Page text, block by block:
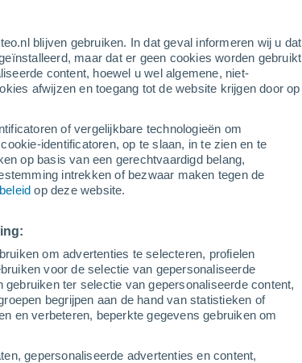
blijven gebruiken. In dat geval informeren wij u dat
maar dat er geen cookies worden gebruikt
content, hoewel u wel algemene, niet-
afwijzen en toegang tot de website krijgen door op
of vergelijkbare technologieën om
identificatoren, op te slaan, in te zien en te
op basis van een gerechtvaardigd belang,
intrekken of bezwaar maken tegen de
op deze website.
om advertenties te selecteren, profielen
voor de selectie van gepersonaliseerde
ter selectie van gepersonaliseerde content,
begrijpen aan de hand van statistieken of
en verbeteren, beperkte gegevens gebruiken om
gepersonaliseerde advertenties en content,
Island
Island
Island
Island